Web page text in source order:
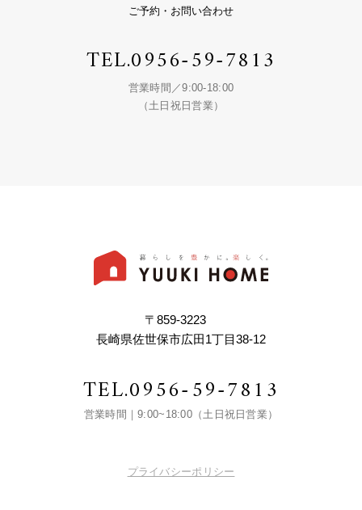
ご予約・お問い合わせ
TEL.0956-59-7813
営業時間／9:00-18:00
（土日祝日営業）
〒859-3223
長崎県佐世保市広田1丁目38-12
TEL.0956-59-7813
営業時間｜9:00~18:00（土日祝日営業）
プライバシーポリシー